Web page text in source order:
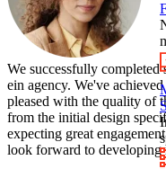
We successfully completed
ein agency. We've
pleased with the quality of
from the initial design
expecting great
look forward to developing